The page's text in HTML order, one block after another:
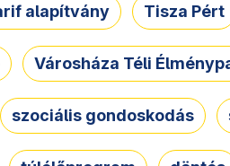
alapítvány Tisza Pért
Városháza Téli
szociális gondoskodás